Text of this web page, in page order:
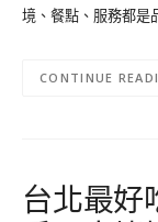
境、餐點、服務都是
CONTINUE
台北最好